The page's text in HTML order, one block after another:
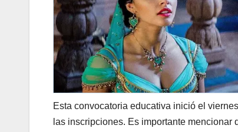
Esta convocatoria educativa inició el
las inscripciones. Es importante